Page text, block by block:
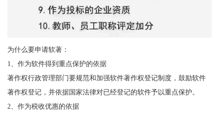
为什么要申请软著：
1、作为软件得到重点保护的依据
著作权行政管理部门要规范和加强软件著作权登记制度，鼓励软件
著作权登记，并依据国家法律对已经登记的软件予以重点保护。
2、作为税收优惠的依据